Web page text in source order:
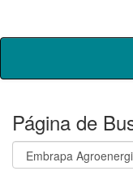
Skip
Página de